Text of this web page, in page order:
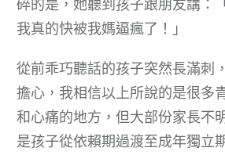
碎的是，她聽到孩子跟朋友講：
我真的快被我媽逼瘋了！」
從前乖巧聽話的孩子突然長滿刺
擔心，我相信以上所說的是很多
和心痛的地方，但大部份家長不
是孩子從依賴期過渡至成年獨立